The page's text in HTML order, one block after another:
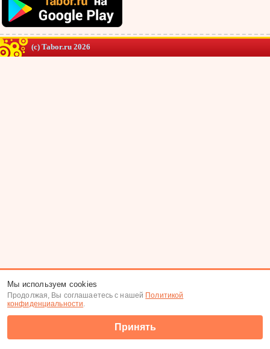
(c) Tabor.ru 2026
Мы используем cookies
Продолжая, Вы соглашаетесь с нашей Политикой
конфиденциальности.
Принять